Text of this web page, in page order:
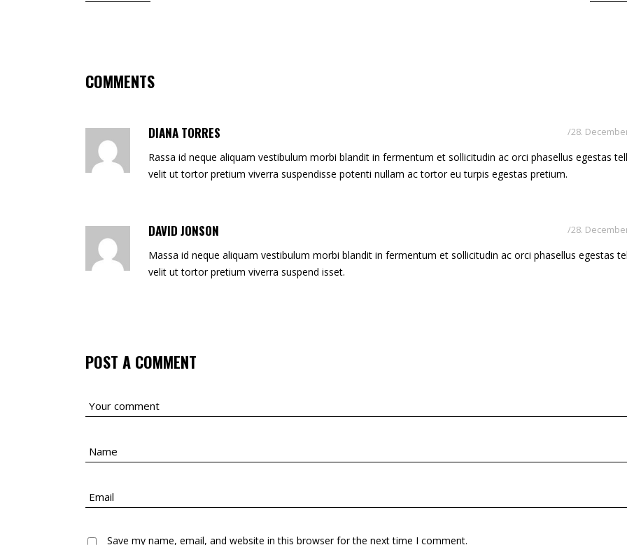
COMMENTS
28.
DIANA TORRES
Rassa id neque aliquam vestibulum morbi blandit in fermentum et sollicitudin ac orci phasellus egestas
velit ut tortor pretium viverra suspendisse potenti nullam ac tortor eu turpis egestas pretium.
28.
DAVID JONSON
Massa id neque aliquam vestibulum morbi blandit in fermentum et sollicitudin ac orci phasellus egestas
velit ut tortor pretium viverra suspend isset.
POST A COMMENT
Save my name, email, and website in this browser for the next time I comment.